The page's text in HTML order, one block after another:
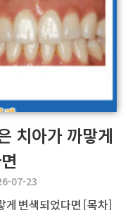
치아가 까맣게
07-23
게 변색되었다면 [목차]